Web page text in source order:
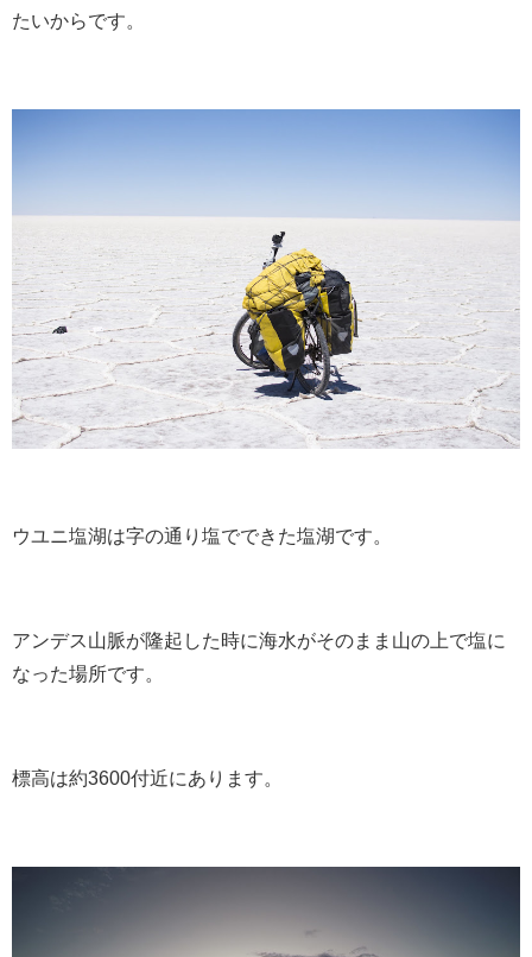
たいからです。
ウユニ塩湖は字の通り塩でできた塩湖です。
アンデス山脈が隆起した時に海水がそのまま山の上で塩に
なった場所です。
標高は約3600付近にあります。